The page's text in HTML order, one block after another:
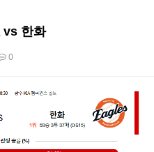
vs 한화
0